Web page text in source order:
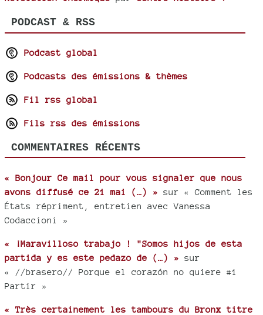
PODCAST & RSS
Podcast global
Podcasts des émissions & thèmes
Fil rss global
Fils rss des émissions
COMMENTAIRES RÉCENTS
« Bonjour Ce mail pour vous signaler que nous
avons diffusé ce 21 mai (…) » sur « Comment les
États répriment, entretien avec Vanessa
Codaccioni »
« ¡Maravilloso trabajo ! "Somos hijos de esta
partida y es este pedazo de (…) » sur
« //brasero// Porque el corazón no quiere #1
Partir »
« Très certainement les tambours du Bronx titre